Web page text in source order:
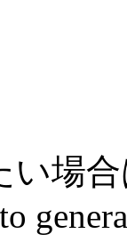
場